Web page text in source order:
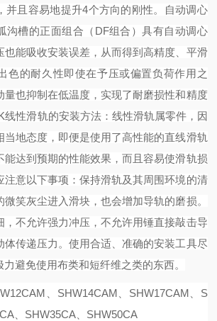
并且容易地提升4个方向的刚性。
自动调心
沟槽的正面组合（DF组合）具有自动调心
也能吸收安装误差，从而得到高精度、平滑
色的耐久性即使在予压或偏置负荷作用之
量也抑制在低温度，实现了耐磨损性和精度
线性滑轨的安装方法： 线性滑轨属零件，因
当地态度，即便是使用了高性能的直线滑轨
能达到预期的性能效果，而且容易使滑轨损
注意以下事项：保持滑轨及其周围环境的清
笑灰尘进入滑块，也会增加导轨的磨损。
，不允许强力冲压，不允许用锤直接敲击导
体传递压力。使用合适、准确的安装工具尽
避免使用布类和短纤维之类的东西。
、SHW14CAM、SHW17CAM、S
、SHW35CA、SHW50CA